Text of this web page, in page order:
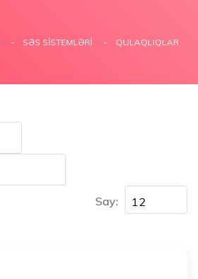
SƏS SISTEMLƏRI QULAQLIQLAR
Say: